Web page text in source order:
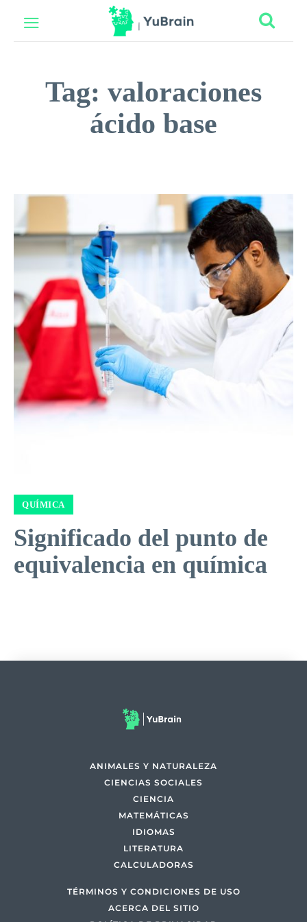
Tag: valoraciones
ácido base
QUÍMICA
Significado del punto de
equivalencia en química
ANIMALES Y NATURALEZA
CIENCIAS SOCIALES
CIENCIA
MATEMÁTICAS
IDIOMAS
LITERATURA
CALCULADORAS
TÉRMINOS Y CONDICIONES DE USO
ACERCA DEL SITIO